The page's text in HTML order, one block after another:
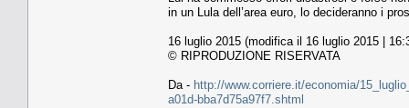
in un Lula dell’area euro, lo decideranno i
16 luglio 2015 (modifica il 16 luglio 2015 |
© RIPRODUZIONE RISERVATA
Da - http://www.corriere.it/economia/
a01d-bba7d75a97f7.shtml